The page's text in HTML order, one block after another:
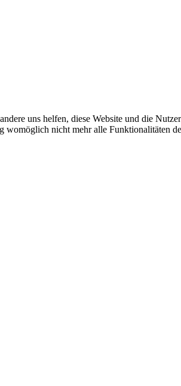
uns helfen, diese Website und die
womöglich nicht mehr alle Funktionalitäten